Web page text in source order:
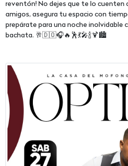
reventón! No dejes que te lo cuenten
amigos, asegura tu espacio con
prepárate para una noche inolvidable
bachata. 🥂🇩🇴🎧🔥🕺💃🎤🍾🍹🏙️